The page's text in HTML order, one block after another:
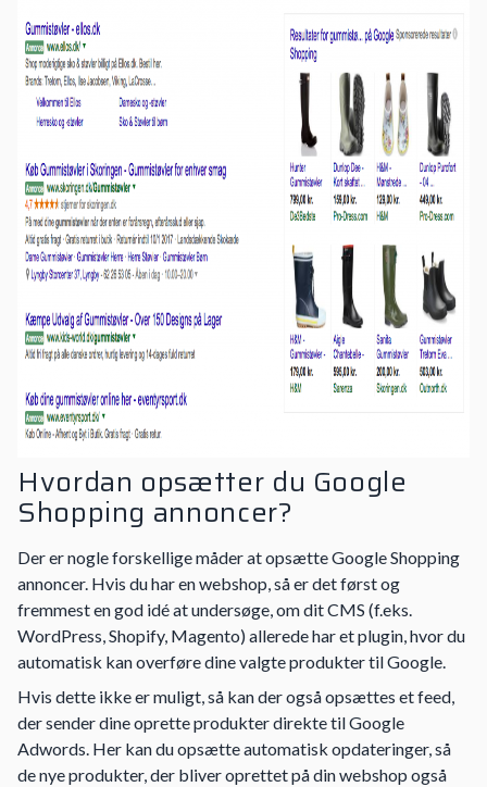
Hvordan opsætter du Google
Shopping annoncer?
Der er nogle forskellige måder at opsætte Google Shopping
annoncer. Hvis du har en webshop, så er det først og
fremmest en god idé at undersøge, om dit CMS (f.eks.
WordPress, Shopify, Magento) allerede har et plugin, hvor du
automatisk kan overføre dine valgte produkter til Google.
Hvis dette ikke er muligt, så kan der også opsættes et feed,
der sender dine oprette produkter direkte til Google
Adwords. Her kan du opsætte automatisk opdateringer, så
de nye produkter, der bliver oprettet på din webshop også